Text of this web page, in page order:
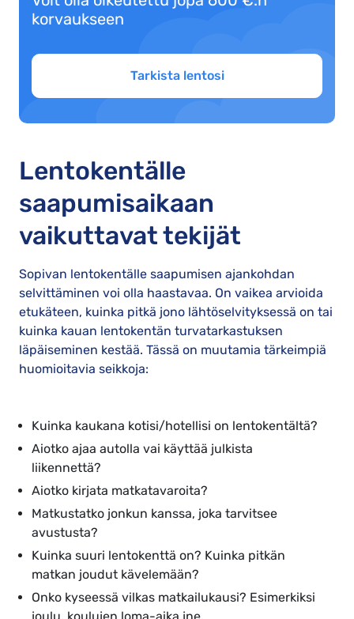
korvaukseen
Tarkista lentosi
Lentokentälle
saapumisaikaan
vaikuttavat tekijät
Sopivan lentokentälle saapumisen ajankohdan
selvittäminen voi olla haastavaa. On vaikea arvioida
etukäteen, kuinka pitkä jono lähtöselvityksessä on tai
kuinka kauan lentokentän turvatarkastuksen
läpäiseminen kestää. Tässä on muutamia tärkeimpiä
huomioitavia seikkoja:
Kuinka kaukana kotisi/hotellisi on lentokentältä?
Aiotko ajaa autolla vai käyttää julkista
liikennettä?
Aiotko kirjata matkatavaroita?
Matkustatko jonkun kanssa, joka tarvitsee
avustusta?
Kuinka suuri lentokenttä on? Kuinka pitkän
matkan joudut kävelemään?
Onko kyseessä vilkas matkailukausi? Esimerkiksi